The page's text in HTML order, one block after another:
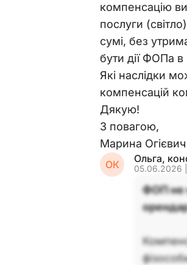
компенсацію
послуги
сумі, без
бути дії ФОПа
Які наслідки
компенсацій
Дякую!
З повагою,
Марина Огієвич
ОК Ольга,
05.06.2026
ФОП не